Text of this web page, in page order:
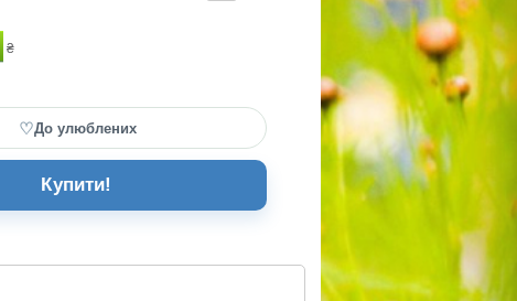
₴
♡До улюблених
Купити!